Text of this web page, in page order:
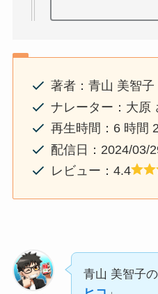
著者：青山 美智子
ナレーター：大原
再生時間：6 時間
配信日：2024/03/
レビュー：4.4
青山 美智子の